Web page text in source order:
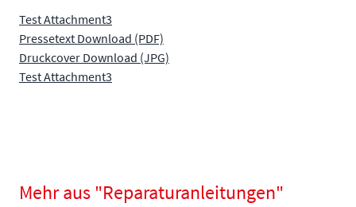
Test Attachment3
Pressetext Download (PDF)
Druckcover Download (JPG)
Test Attachment3
Mehr aus "Reparaturanleitungen"